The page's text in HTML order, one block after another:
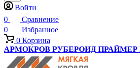
Войти
0
Сравнение
0
Избранное
0 Корзина
АРМОКРОВ РУБЕРОИД ПРАЙМЕР